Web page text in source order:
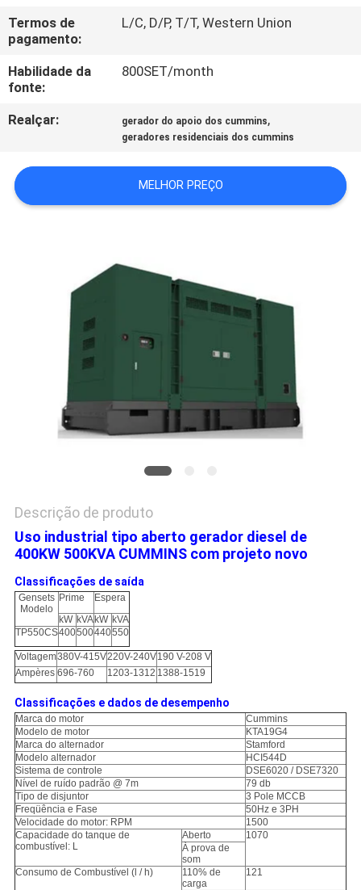
PEÇA
UMAS
CITAÇÕES
MAPA
SITE
Termos de
pagamento:
L/C, D/P, T/T, Western Union
Habilidade da
fonte:
800SET/month
Realçar: gerador do apoio dos cummins,
geradores residenciais dos cummins
MELHOR PREÇO
Descrição de produto
Uso industrial tipo aberto gerador diesel de
400KW 500KVA CUMMINS com projeto novo
Classificações de saída
Gensets
Modelo
Prime
Espera
kW kVA kW kVA
TP550CS400500440550
Voltagem380V-415V220V-240V190 V-208 V
Ampères 696-760 1203-1312 1388-1519
Classificações e dados de desempenho
Marca do motor
Cummins
Modelo de motor
KTA19G4
Marca do alternador
Stamford
Modelo alternador
HCI544D
Sistema de controle
DSE6020 / DSE7320
Nível de ruído padrão @ 7m
79 db
Tipo de disjuntor
3 Pole MCCB
Freqüência e Fase
50Hz e 3PH
Velocidade do motor: RPM
1500
Capacidade do tanque de
combustível: L
Aberto
1070
À prova de
som
Consumo de Combustível (l / h)
110% de
carga
121